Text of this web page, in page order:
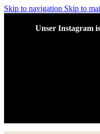
Skip to navigation Skip to
Unser Instagram